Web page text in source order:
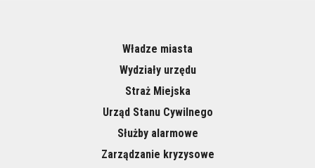
Władze miasta
Wydziały urzędu
Straż Miejska
Urząd Stanu Cywilnego
Służby alarmowe
Zarządzanie kryzysowe